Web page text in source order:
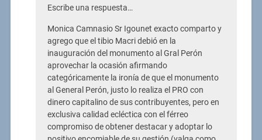
Escribe una respuesta…
Monica Camnasio Sr Igounet exacto comparto y
agrego que el tibio Macri debió en la
inauguración del monumento al Gral Perón
aprovechar la ocasión afirmando
categóricamente la ironía de que el monumento
al General Perón, justo lo realiza el PRO con
dinero capitalino de sus contribuyentes, pero en
exclusiva calidad ecléctica con el férreo
compromiso de obtener destacar y adoptar lo